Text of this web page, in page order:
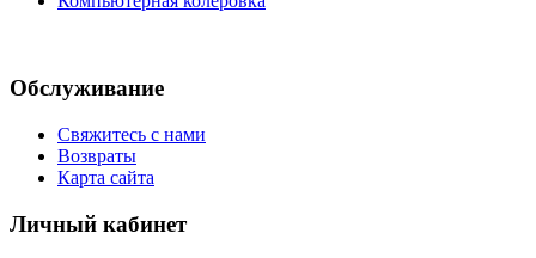
Обслуживание
Свяжитесь с нами
Возвраты
Карта сайта
Личный кабинет